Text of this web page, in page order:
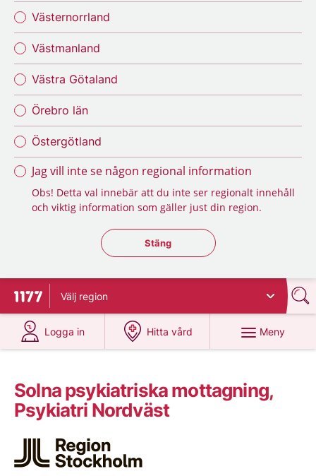
Västernorrland
Västmanland
Västra Götaland
Örebro län
Östergötland
Jag vill inte se någon regional information
Obs! Detta val innebär att du inte ser regionalt innehåll
och viktig information som gäller just din region.
Stäng regionsväljaren
Stäng
Till startsidan för 1177
Välj region
Logga in
på 1177.se
Hitta vård
på 1177.se
Meny
Solna psykiatriska mottagning,
Psykiatri Nordväst